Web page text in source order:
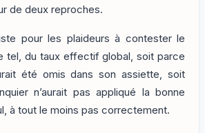
de deux reproches.
pour les plaideurs à contester le
tel, du taux effectif global, soit parce
été omis dans son assiette, soit
n’aurait pas appliqué la bonne
à tout le moins pas correctement.